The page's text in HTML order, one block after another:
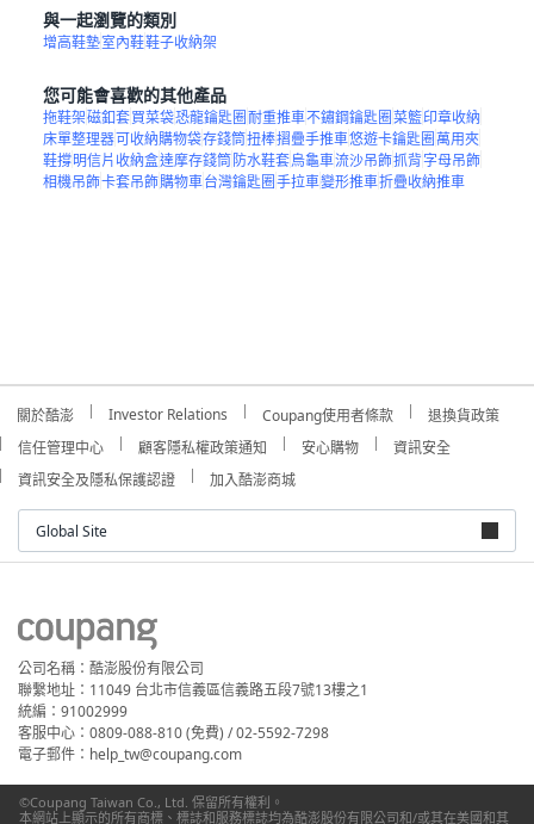
與一起瀏覽的類別
增高鞋墊室內鞋鞋子收納架
您可能會喜歡的其他產品
拖鞋架磁釦套買菜袋恐龍鑰匙圈耐重推車不鏽鋼鑰匙圈菜籃印章收納
床單整理器可收納購物袋存錢筒扭棒摺疊手推車悠遊卡鑰匙圈萬用夾
鞋撐明信片收納盒達摩存錢筒防水鞋套烏龜車流沙吊飾抓背字母吊飾
相機吊飾卡套吊飾購物車台灣鑰匙圈手拉車變形推車折疊收納推車
關於酷澎 Investor Relations Coupang使用者條款
退換貨政策
信任管理中心
顧客隱私權政策通知 安心購物
資訊安全
資訊安全及隱私保護認證
加入酷澎商城
Global Site
公司名稱：酷澎股份有限公司
聯繫地址：11049 台北市信義區信義路五段7號13樓之1
統編：91002999
客服中心：0809-088-810 (免費) / 02-5592-7298
電子郵件：help_tw@coupang.com
©Coupang Taiwan Co., Ltd. 保留所有權利。
本網站上顯示的所有商標、標誌和服務標誌均為酷澎股份有限公司和/或其在美國和其